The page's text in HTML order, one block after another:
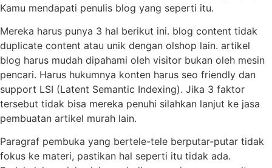
Kamu mendapati penulis blog yang seperti itu.
Mereka harus punya 3 hal berikut ini. blog content tidak
duplicate content atau unik dengan olshop lain. artikel
blog harus mudah dipahami oleh visitor bukan oleh mesin
pencari. Harus hukumnya konten harus seo friendly dan
support LSI (Latent Semantic Indexing). Jika 3 faktor
tersebut tidak bisa mereka penuhi silahkan lanjut ke jasa
pembuatan artikel murah lain.
Paragraf pembuka yang bertele-tele berputar-putar tidak
fokus ke materi, pastikan hal seperti itu tidak ada.